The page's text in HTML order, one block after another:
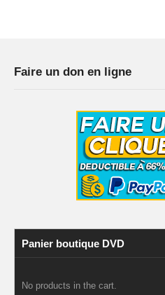
Faire un don en ligne
Panier boutique DVD
No products in the cart.